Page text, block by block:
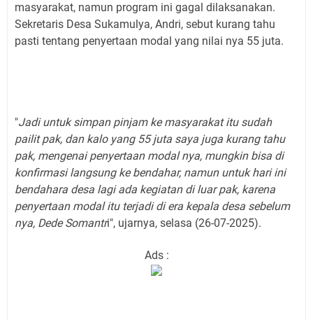
masyarakat, namun program ini gagal dilaksanakan.
Sekretaris Desa Sukamulya, Andri, sebut kurang tahu
pasti tentang penyertaan modal yang nilai nya 55 juta.
"Jadi untuk simpan pinjam ke masyarakat itu sudah
pailit pak, dan kalo yang 55 juta saya juga kurang tahu
pak, mengenai penyertaan modal nya, mungkin bisa di
konfirmasi langsung ke bendahar, namun untuk hari ini
bendahara desa lagi ada kegiatan di luar pak, karena
penyertaan modal itu terjadi di era kepala desa sebelum
nya, Dede Somantri", ujarnya, selasa (26-07-2025).
Ads :